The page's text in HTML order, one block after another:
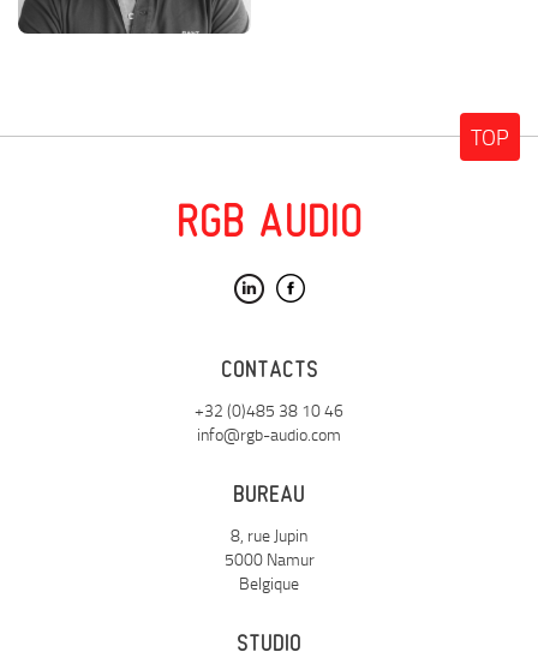
TOP
RGB AUDIO
CONTACTS
+32 (0)485 38 10 46
info@rgb-audio.com
BUREAU
8, rue Jupin
5000 Namur
Belgique
STUDIO